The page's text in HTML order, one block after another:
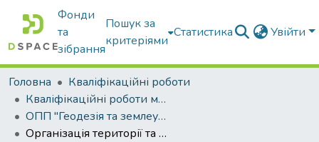
Фонди
та
зібрання
Пошук за
критеріями
Статистика Увійти
Головна
Кваліфікаційні роботи
Кваліфікаційні роботи магістрів
ОПП "Геодезія та землеустрій"
Організація території та формування земельної ділянки під закладання багаторічних насаджень в умовах Полісся